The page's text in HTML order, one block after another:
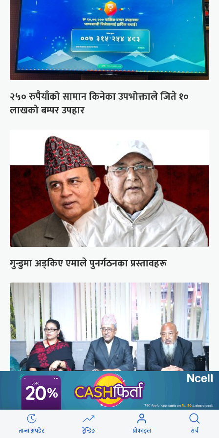
२५० रुपैयाँको सामान किनेका उपभोक्ताले जिते १०
लाखको बम्पर उपहार
गुन्डुमा अड्किए एमाले पुनर्गठनका प्रस्तावहरू
प्रज्ञाका तीन कुलपतिको शपथ (तस्वीरहरू)
ताजा अपडेट ट्रेन्डिङ प्रोफाइल सर्च